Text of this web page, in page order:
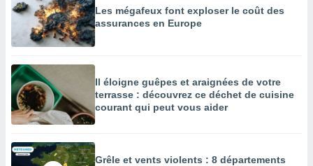
Les mégafeux font exploser le coût des
assurances en Europe
Il éloigne guêpes et araignées de votre
terrasse : découvrez ce déchet de cuisine
courant qui peut vous aider
Grêle et vents violents : 8 départements